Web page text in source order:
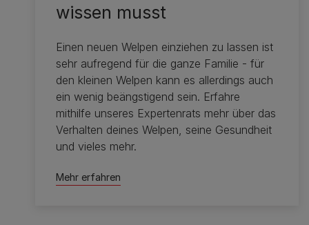
wissen musst
Einen neuen Welpen einziehen zu lassen ist
sehr aufregend für die ganze Familie - für
den kleinen Welpen kann es allerdings auch
ein wenig beängstigend sein. Erfahre
mithilfe unseres Expertenrats mehr über das
Verhalten deines Welpen, seine Gesundheit
und vieles mehr.
Mehr erfahren